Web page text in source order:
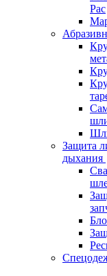
Pac
Защита
дыхания